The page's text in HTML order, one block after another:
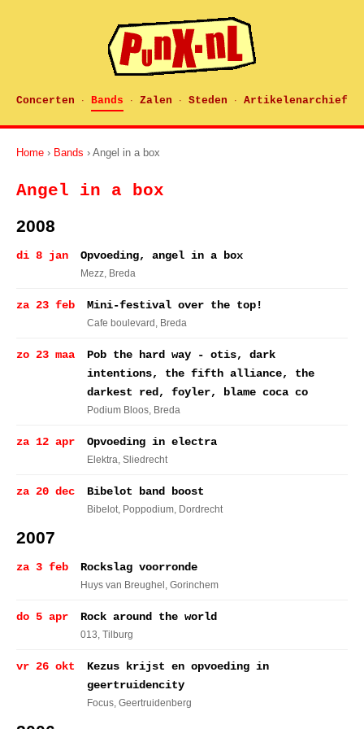
Concerten · Bands · Zalen · Steden · Artikelenarchief
Home › Bands › Angel in a box
Angel in a box
2008
di 8 jan Opvoeding, angel in a box
Mezz, Breda
za 23 feb Mini-festival over the top!
Cafe boulevard , Breda
zo 23 maa
Pob the hard way - otis, dark
intentions, the fifth alliance, the
darkest red, foyler, blame coca co
Podium Bloos, Breda
za 12 apr Opvoeding in electra
Elektra, Sliedrecht
za 20 dec Bibelot band boost
Bibelot, Poppodium, Dordrecht
2007
za 3 feb Rockslag voorronde
Huys van Breughel , Gorinchem
do 5 apr Rock around the world
013, Tilburg
vr 26 okt
Kezus krijst en opvoeding in
geertruidencity
Focus, Geertruidenberg